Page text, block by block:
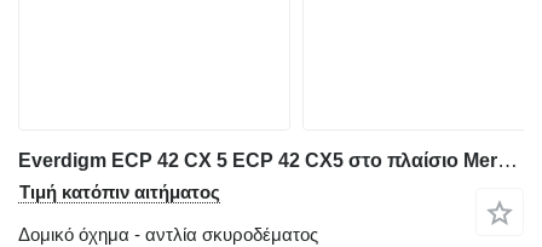
Everdigm ECP 42 CX 5 ECP 42 CX5 στο πλαίσιο Mercedes-Benz
Τιμή κατόπιν αιτήματος
Δομικό όχημα - αντλία σκυροδέματος